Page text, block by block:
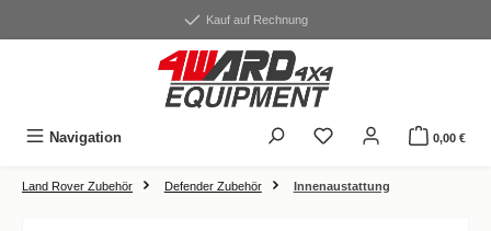
Kauf auf Rechnung
Navigation 0,00 €
Land Rover Zubehör Defender Zubehör Innenaustattung